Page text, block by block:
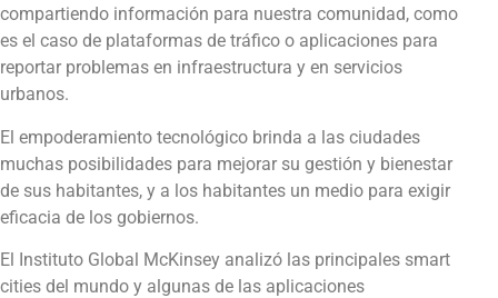
compartiendo información para nuestra comunidad, como
es el caso de plataformas de tráfico o aplicaciones para
reportar problemas en infraestructura y en servicios
urbanos.
El empoderamiento tecnológico brinda a las ciudades
muchas posibilidades para mejorar su gestión y bienestar
de sus habitantes, y a los habitantes un medio para exigir
eficacia de los gobiernos.
El Instituto Global McKinsey analizó las principales smart
cities del mundo y algunas de las aplicaciones